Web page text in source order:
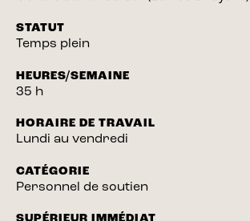
STATUT
Temps plein
HEURES/SEMAINE
35 h
HORAIRE DE TRAVAIL
Lundi au vendredi
CATÉGORIE
Personnel de soutien